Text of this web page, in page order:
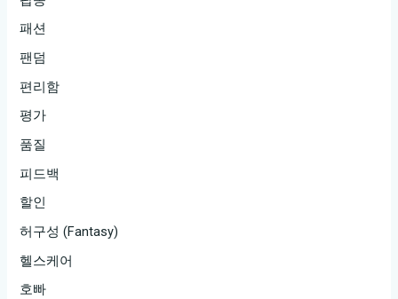
패션
팬덤
편리함
평가
품질
피드백
할인
허구성 (Fantasy)
헬스케어
호빠